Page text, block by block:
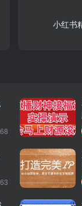
小红书
68
63